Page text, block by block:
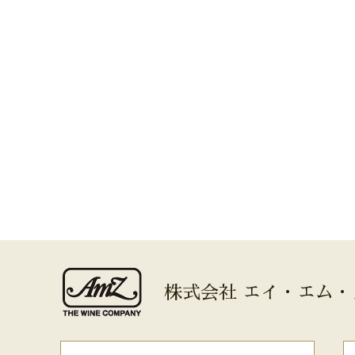
株式会社 エイ・エム